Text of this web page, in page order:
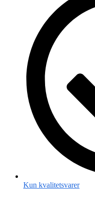
Kun kvalitetsvarer